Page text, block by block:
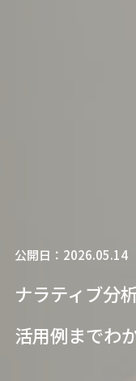
公開日：2026.05.14
ナラティブ分
活用例までわ